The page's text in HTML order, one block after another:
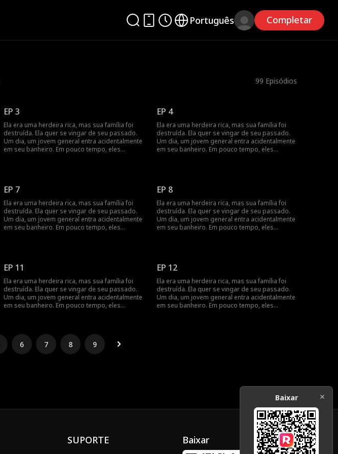
Português Completar
99 Episódios
EP 3
Ela era uma herdeira rica, mas sua família foi
destruída. Ela quer se vingar de seu passado.
Um dia, um jovem general entra acidentalmente
em seu banheiro. Em pouco tempo, eles
EP 4
Ela era uma herdeira rica, mas sua família foi
destruída. Ela quer se vingar de seu passado.
Um dia, um jovem general entra acidentalmente
em seu banheiro. Em pouco tempo, eles
EP 7
Ela era uma herdeira rica, mas sua família foi
destruída. Ela quer se vingar de seu passado.
Um dia, um jovem general entra acidentalmente
em seu banheiro. Em pouco tempo, eles
EP 8
Ela era uma herdeira rica, mas sua família foi
destruída. Ela quer se vingar de seu passado.
Um dia, um jovem general entra acidentalmente
em seu banheiro. Em pouco tempo, eles
EP 11
Ela era uma herdeira rica, mas sua família foi
destruída. Ela quer se vingar de seu passado.
Um dia, um jovem general entra acidentalmente
em seu banheiro. Em pouco tempo, eles
EP 12
Ela era uma herdeira rica, mas sua família foi
destruída. Ela quer se vingar de seu passado.
Um dia, um jovem general entra acidentalmente
em seu banheiro. Em pouco tempo, eles
6 7 8 9
SUPORTE Baixar
Baixar